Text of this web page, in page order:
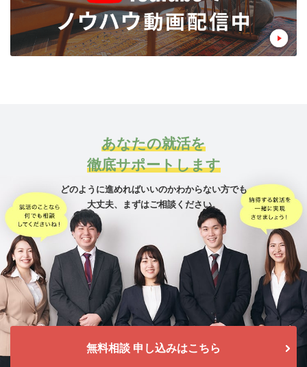
あなたの就活を
徹底サポートします
どのように進めればいいのかわからない方でも
大丈夫、
まずはご相談ください。
無料相談 申し込みはこちら